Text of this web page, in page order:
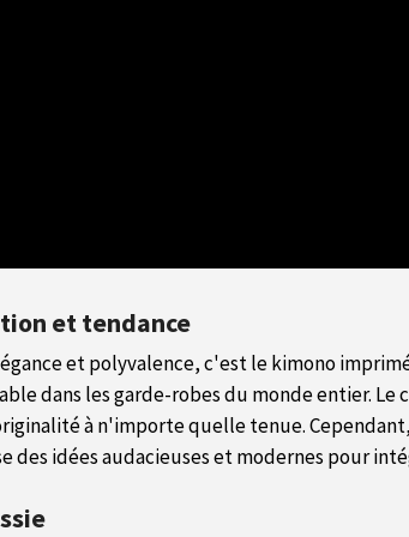
et tendance
et polyvalence, c'est le kimono
dans les garde-robes du monde entier.
à n'importe quelle tenue.
des idées audacieuses et modernes pour